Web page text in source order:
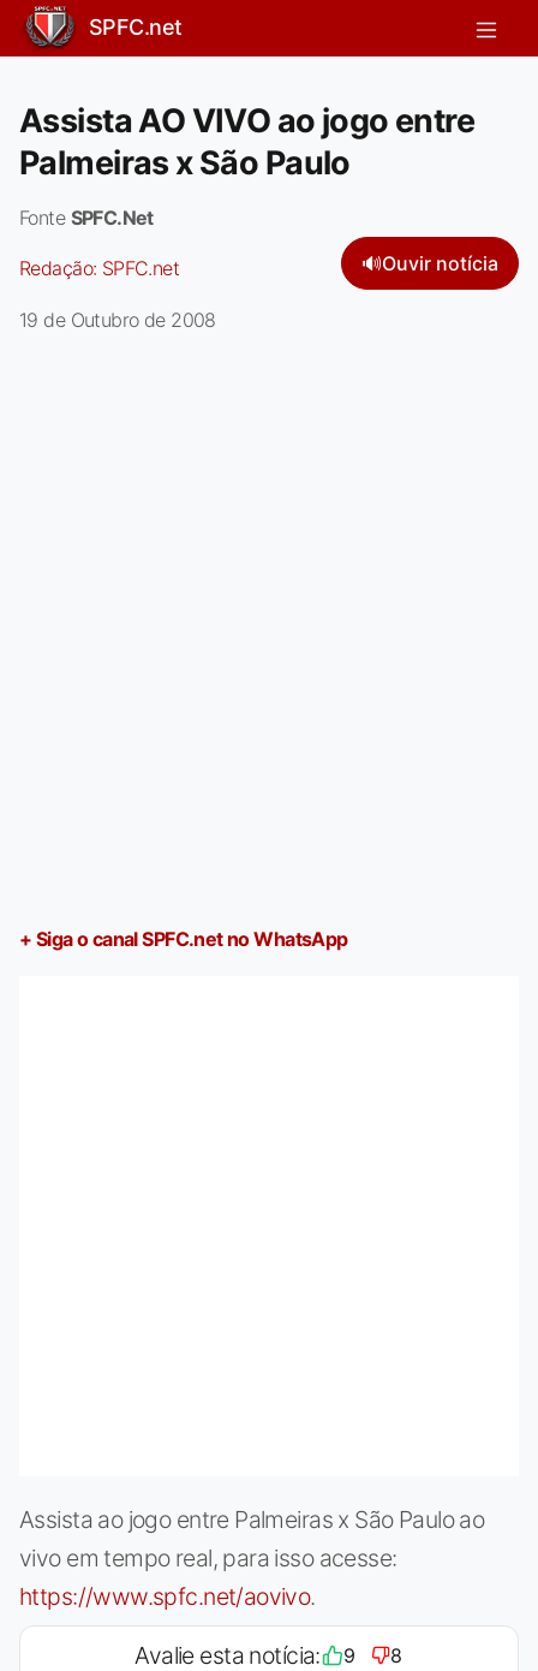
SPFC.net
Assista AO VIVO ao jogo entre
Palmeiras x São Paulo
Fonte SPFC.Net
Redação: SPFC.net 🔊Ouvir notícia
19 de Outubro de 2008
+ Siga o canal SPFC.net no WhatsApp
Assista ao jogo entre Palmeiras x São Paulo ao
vivo em tempo real, para isso acesse:
https://www.spfc.net/aovivo.
Avalie esta notícia: 9 8